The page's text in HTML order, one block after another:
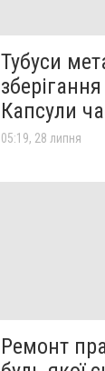
Тубуси
Капсули
05:19, 28 липня
Ремонт